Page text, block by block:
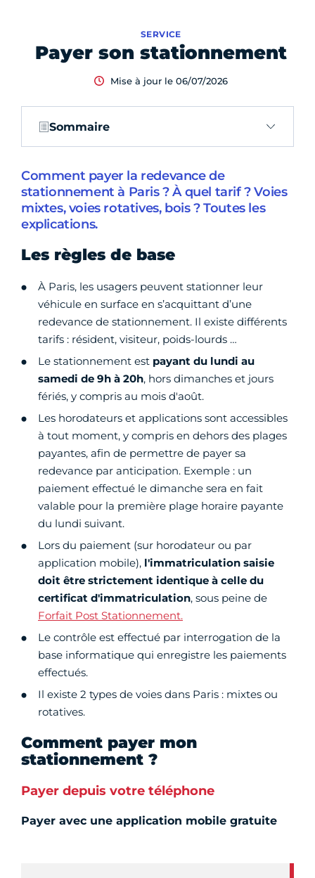
Payer son stationnement
SERVICE
Mise à jour le 06/07/2026
Sommaire
Comment payer la redevance de
stationnement à Paris ? À quel tarif ? Voies
mixtes, voies rotatives, bois ? Toutes les
explications.
Les règles de base
À Paris, les usagers peuvent stationner leur
véhicule en surface en s’acquittant d’une
redevance de stationnement. Il existe différents
tarifs : résident, visiteur, poids-lourds …
Le stationnement est payant du lundi au
samedi de 9h à 20h, hors dimanches et jours
fériés, y compris au mois d'août.
Les horodateurs et applications sont accessibles
à tout moment, y compris en dehors des plages
payantes, afin de permettre de payer sa
redevance par anticipation. Exemple : un
paiement effectué le dimanche sera en fait
valable pour la première plage horaire payante
du lundi suivant.
Lors du paiement (sur horodateur ou par
application mobile), l'immatriculation saisie
doit être strictement identique à celle du
certificat d'immatriculation, sous peine de
Forfait Post Stationnement.
Le contrôle est effectué par interrogation de la
base informatique qui enregistre les paiements
effectués.
Il existe 2 types de voies dans Paris : mixtes ou
rotatives.
Comment payer mon
stationnement ?
Payer depuis votre téléphone
Payer avec une application mobile gratuite